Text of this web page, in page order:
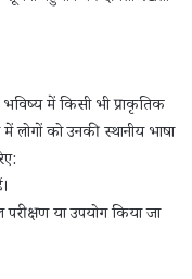
में किसी भी प्राकृतिक
लोगों को उनकी स्थानीय भाषा
या उपयोग किया जा